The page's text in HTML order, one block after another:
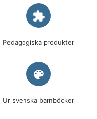
extension
Pedagogiska produkter
palette
Ur svenska barnböcker